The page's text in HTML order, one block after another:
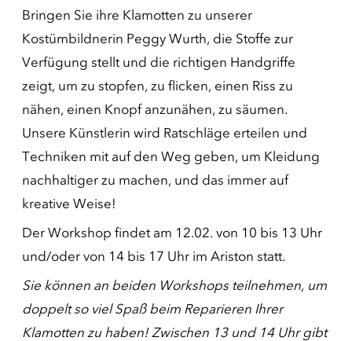
Bringen Sie ihre Klamotten zu unserer
Kostümbildnerin Peggy Wurth, die Stoffe zur
Verfügung stellt und die richtigen Handgriffe
zeigt, um zu stopfen, zu flicken, einen Riss zu
nähen, einen Knopf anzunähen, zu säumen.
Unsere Künstlerin wird Ratschläge erteilen und
Techniken mit auf den Weg geben, um Kleidung
nachhaltiger zu machen, und das immer auf
kreative Weise!
Der Workshop findet am 12.02. von 10 bis 13 Uhr
und/oder von 14 bis 17 Uhr im Ariston statt.
Sie können an beiden Workshops teilnehmen, um
doppelt so viel Spaß beim Reparieren Ihrer
Klamotten zu haben! Zwischen 13 und 14 Uhr gibt